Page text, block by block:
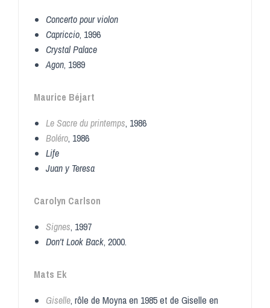
Concerto pour violon
Capriccio, 1996
Crystal Palace
Agon, 1989
Maurice Béjart
Le Sacre du printemps, 1986
Boléro, 1986
Life
Juan y Teresa
Carolyn Carlson
Signes, 1997
Don't Look Back, 2000.
Mats Ek
Giselle, rôle de Moyna en 1985 et de Giselle en